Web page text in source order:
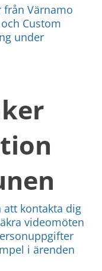
från Värnamo
Custom
under
kontakta dig
videomöten
i ärenden